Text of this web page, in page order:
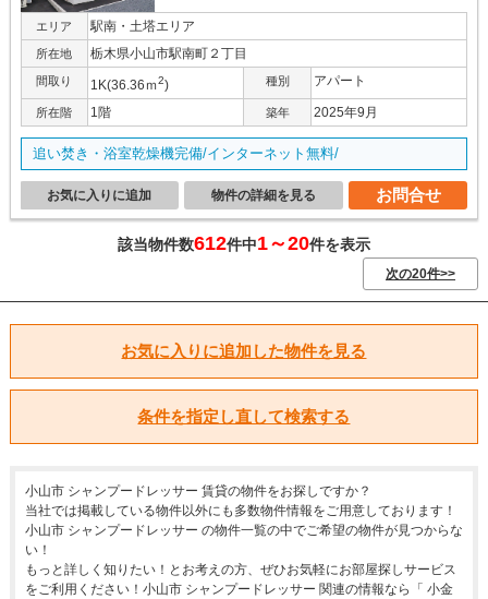
エリア 駅南・土塔エリア
所在地 栃木県小山市駅南町２丁目
間取り 1K(36.36ｍ2) 種別 アパート
所在階 1階 築年 2025年9月
追い焚き・浴室乾燥機完備/インターネット無料/
お問合せ
物件の詳細を見る
お気に入りに追加
該当物件数612件中1～20件を表示
次の20件>>
お気に入りに追加した物件を見る
条件を指定し直して検索する
小山市 シャンプードレッサー 賃貸の物件をお探しですか？
当社では掲載している物件以外にも多数物件情報をご用意しております！
小山市 シャンプードレッサー の物件一覧の中でご希望の物件が見つからな
い！
もっと詳しく知りたい！とお考えの方、ぜひお気軽にお部屋探しサービス
をご利用ください！小山市 シャンプードレッサー 関連の情報なら「 小金